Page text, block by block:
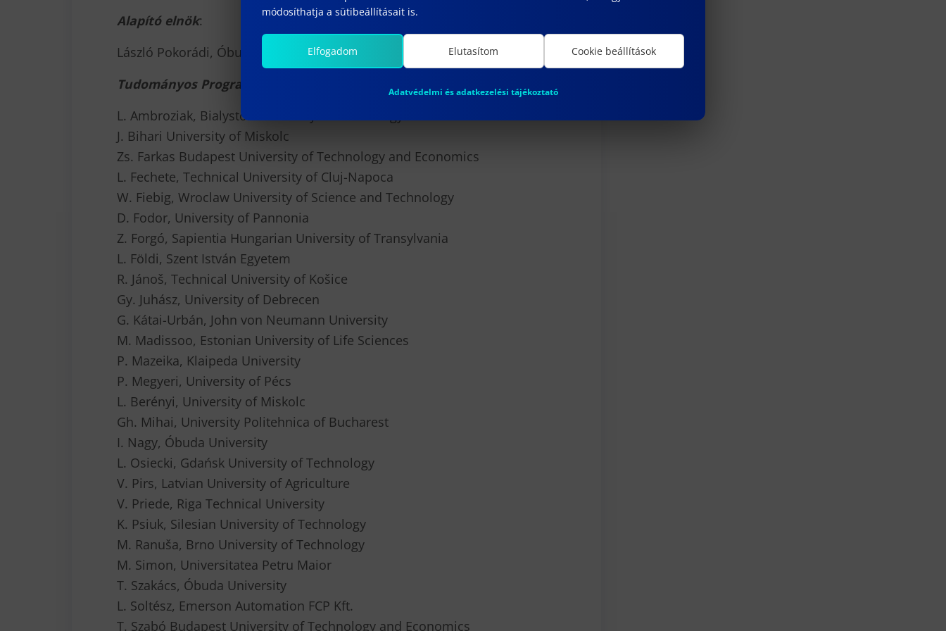
Alapító elnök:
László Pokorádi, Óbuda University, Budapest
Tudományos Programbizottság:
L. Ambroziak, Bialystok University of Technology
J. Bihari University of Miskolc
Zs. Farkas Budapest University of Technology and Economics
L. Fechete, Technical University of Cluj-Napoca
W. Fiebig, Wroclaw University of Science and Technology
D. Fodor, University of Pannonia
Z. Forgó, Sapientia Hungarian University of Transylvania
L. Földi, Szent István Egyetem
R. Jánoš, Technical University of Košice
Gy. Juhász, University of Debrecen
G. Kátai-Urbán, John von Neumann University
M. Madissoo, Estonian University of Life Sciences
P. Mazeika, Klaipeda University
P. Megyeri, University of Pécs
L. Berényi, University of Miskolc
Gh. Mihai, University Politehnica of Bucharest
I. Nagy, Óbuda University
L. Osiecki, Gdańsk University of Technology
V. Pirs, Latvian University of Agriculture
V. Priede, Riga Technical University
K. Psiuk, Silesian University of Technology
M. Ranuša, Brno University of Technology
M. Simon, Universitatea Petru Maior
T. Szakács, Óbuda University
L. Soltész, Emerson Automation FCP Kft.
T. Szabó Budapest University of Technology and Economics
módosíthatja a sütibeállításait is.
Elfogadom Elutasítom Cookie beállítások
Adatvédelmi és adatkezelési tájékoztató